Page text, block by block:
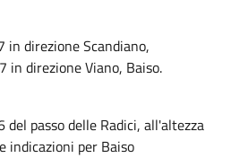
in direzione Scandiano,
in direzione Viano, Baiso.
del passo delle Radici, all'altezza
indicazioni per Baiso